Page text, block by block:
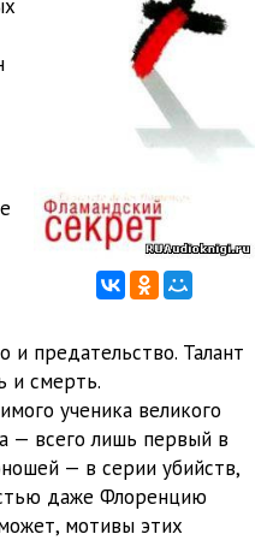
28:45
и предательство. Талант
и смерть.
ученика великого
— всего лишь первый в
— в серии убийств,
даже Флоренцию
мотивы этих